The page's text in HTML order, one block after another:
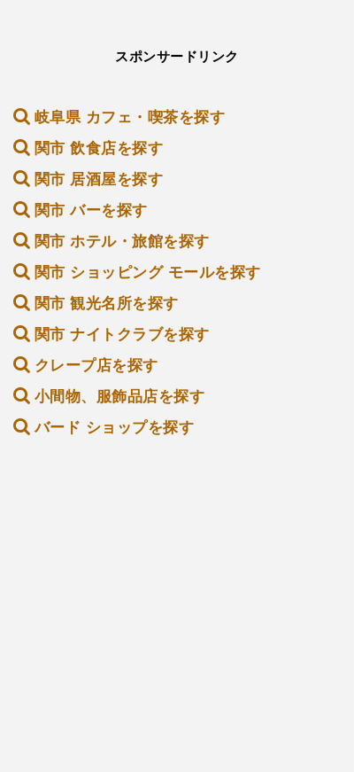
スポンサードリンク
岐阜県 カフェ・喫茶を探す
関市 飲食店を探す
関市 居酒屋を探す
関市 バーを探す
関市 ホテル・旅館を探す
関市 ショッピング モールを探す
関市 観光名所を探す
関市 ナイトクラブを探す
クレープ店を探す
小間物、服飾品店を探す
バード ショップを探す